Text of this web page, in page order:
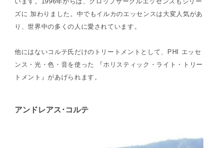
ズに 加わりました。中でもイルカのエッセンスは大変人気があ
り、世界中の多くの人に愛されています。
他にはないコルテ氏だけのトリートメントとして、PHI エッセ
ンス・光・色・音を使った 『ホリスティック・ライト・トリー
トメント』があげられます。
アンドレアス･コルテ